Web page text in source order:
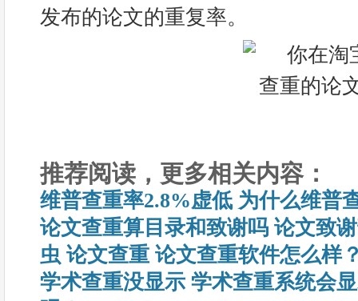
发布的论文的重复率。
推荐阅读，更多相关内容：
维普查重率2.8%虚低 为什么维普
论文查重算目录和致谢吗 论文致
虫 论文查重 论文查重软件怎么样
学术查重没显示 学术查重系统会